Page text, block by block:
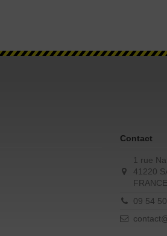
Contact
1 rue
41220
FRANCE
09 54